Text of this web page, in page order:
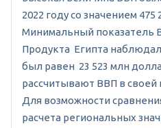
2022 году со значением
Минимальный показатель
Продукта Египта
был равен 23 523 млн
рассчитывают ВВП в
Для возможности
расчета региональных